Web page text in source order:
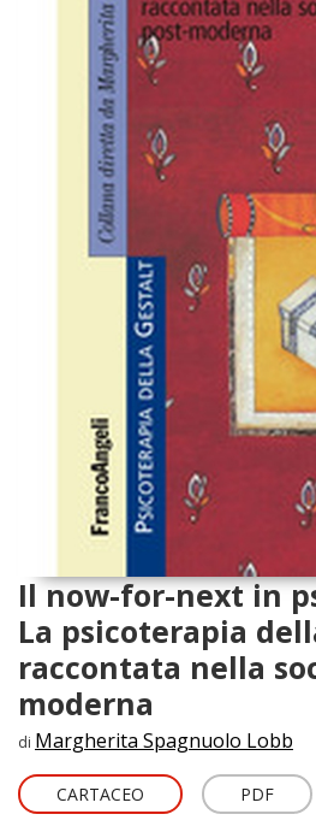
Il now-for-next in
La psicoterapia
raccontata nella
moderna
di Margherita Spagnuolo Lobb
CARTACEO PDF